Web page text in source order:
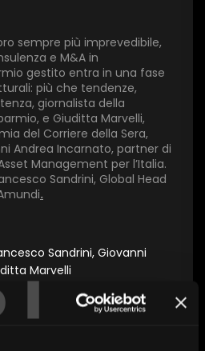
sempre più imprevedibile,
e M&A in
gestito entra in una fase
più che tendenze,
giornalista della
e Giuditta Marvelli,
del Corriere della Sera,
Andrea Incarnato, partner di
Management per l’Italia.
Sandrini, Global Head
.
Sandrini, Giovanni
Marvelli
×
5 stars
4 stars
3 stars
2 stars